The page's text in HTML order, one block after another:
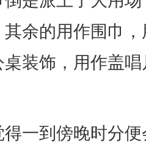
余的用作围巾
桌装饰，用作盖
得一到傍晚时分